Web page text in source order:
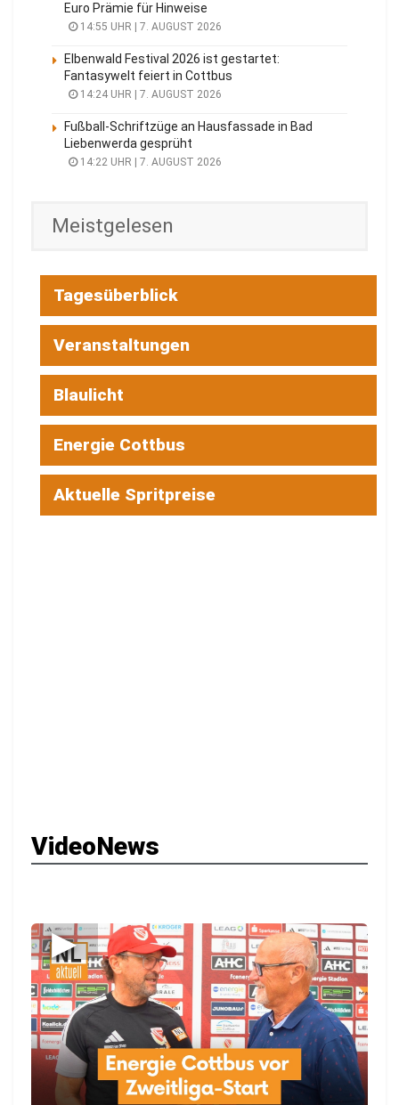
Euro Prämie für Hinweise
14:55 UHR | 7. AUGUST 2026
Elbenwald Festival 2026 ist gestartet:
Fantasywelt feiert in Cottbus
14:24 UHR | 7. AUGUST 2026
Fußball-Schriftzüge an Hausfassade in Bad
Liebenwerda gesprüht
14:22 UHR | 7. AUGUST 2026
Meistgelesen
Tagesüberblick
Veranstaltungen
Blaulicht
Energie Cottbus
Aktuelle Spritpreise
VideoNews
▶